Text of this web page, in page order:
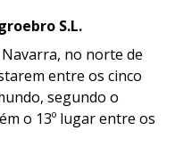
S.L.
no norte de
entre os cinco
segundo o
o 13º lugar entre os